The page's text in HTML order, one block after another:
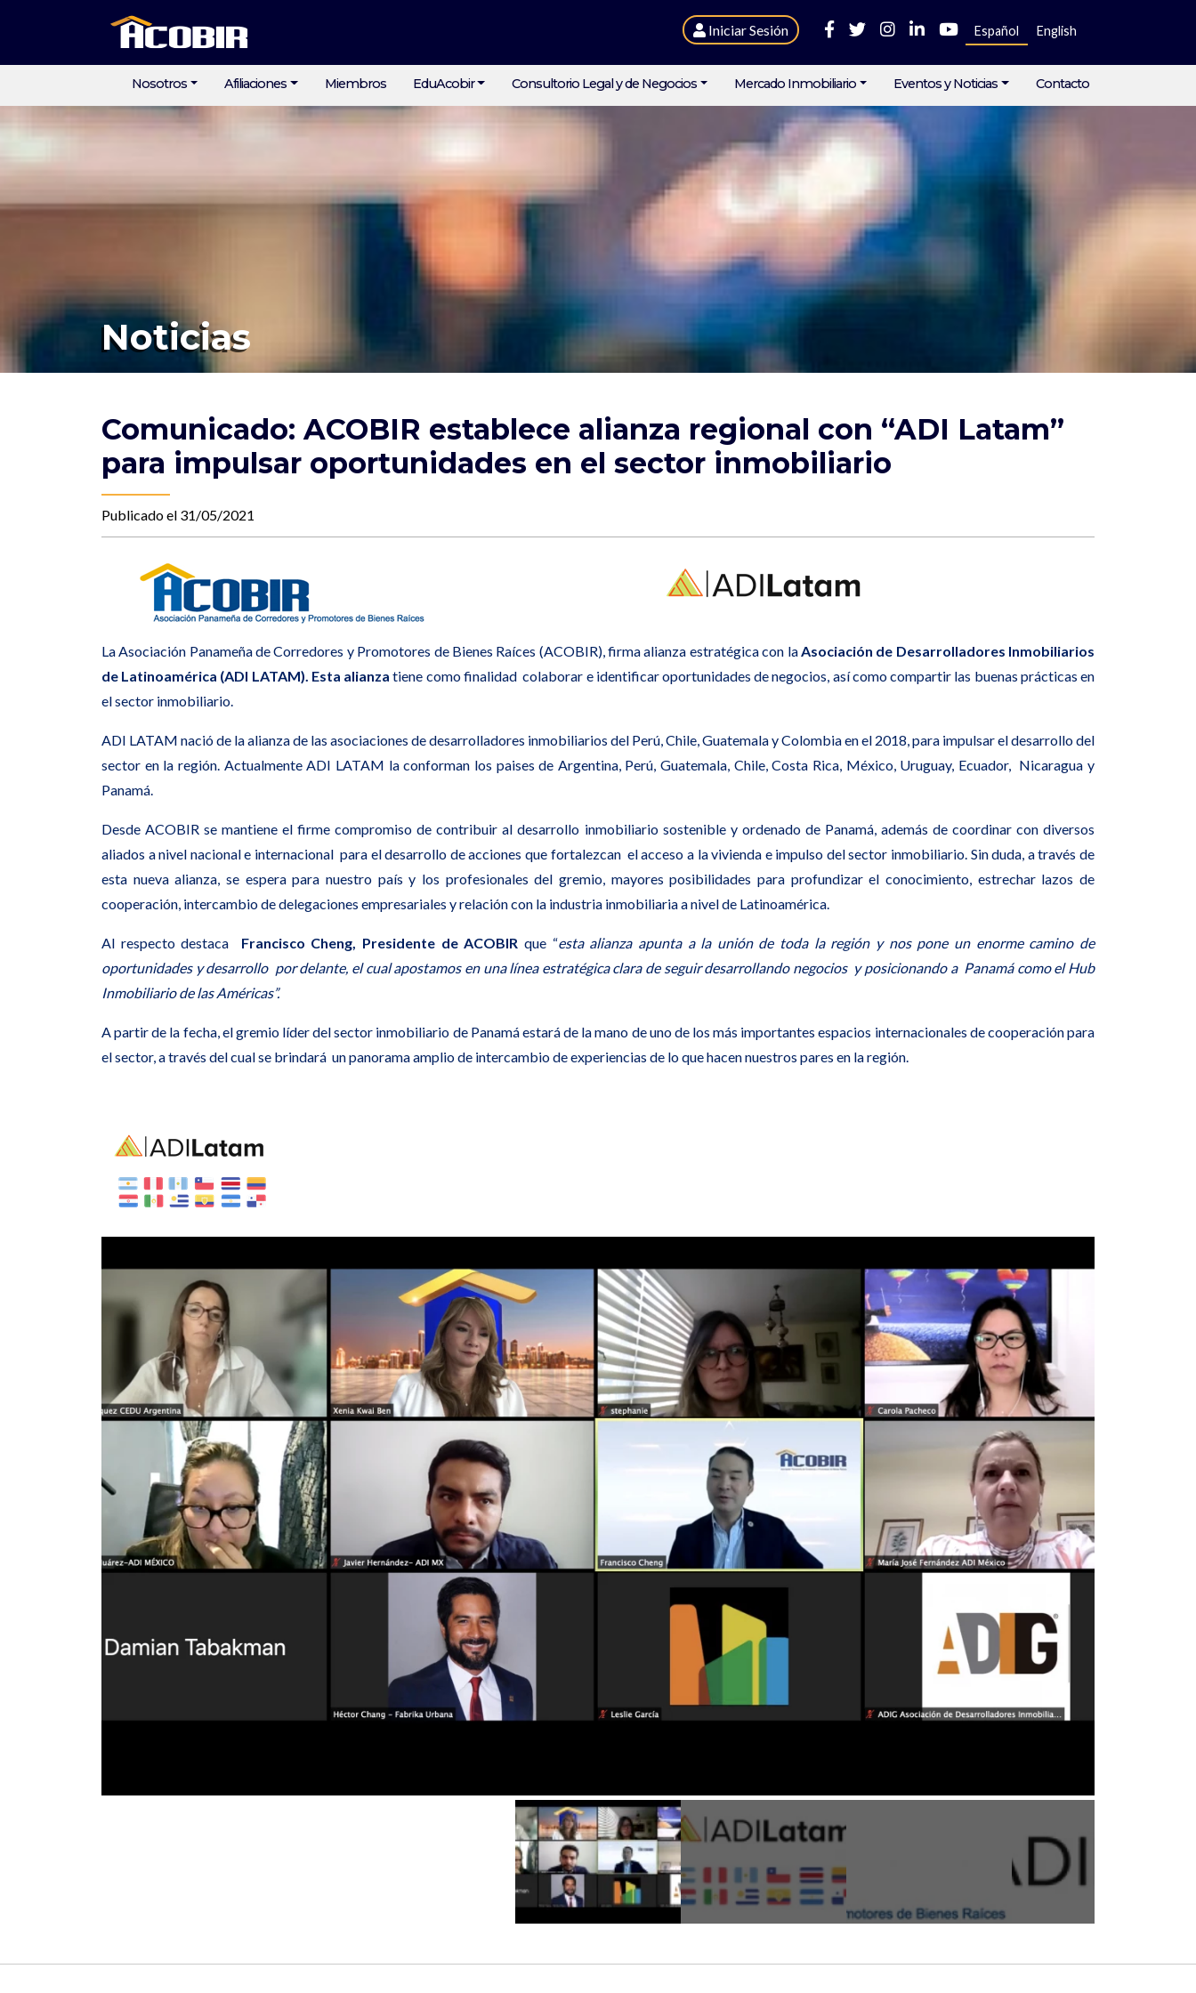
Iniciar Sesión Español English
Nosotros Afiliaciones Miembros EduAcobir Consultorio Legal y de Negocios Mercado Inmobiliario Eventos y Noticias Contacto
Noticias
Comunicado: ACOBIR establece alianza regional con “ADI Latam”
para impulsar oportunidades en el sector inmobiliario
Publicado el 31/05/2021
La Asociación Panameña de Corredores y Promotores de Bienes Raíces (ACOBIR), firma alianza estratégica con laAsociación de Desarrolladores Inmobiliarios
de Latinoamérica (ADI LATAM). Esta alianzatiene como finalidad colaborar e identificar oportunidades de negocios, así como compartir las buenas prácticas en
el sector inmobiliario.
ADI LATAM nació de la alianza de las asociaciones de desarrolladores inmobiliarios del Perú, Chile, Guatemala y Colombia en el 2018, para impulsar el desarrollo del
sector en la región. Actualmente ADI LATAM la conforman los paises de Argentina, Perú, Guatemala, Chile, Costa Rica, México, Uruguay, Ecuador, Nicaragua y
Panamá.
Desde ACOBIR se mantiene el firme compromiso de contribuir al desarrollo inmobiliario sostenible y ordenado de Panamá, además de coordinar con diversos
aliados a nivel nacional e internacional para el desarrollo de acciones que fortalezcan el acceso a la vivienda e impulso del sector inmobiliario. Sin duda, através de
esta nueva alianza, se espera para nuestro país y los profesionales del gremio, mayores posibilidades para profundizar el conocimiento, estrechar lazos de
cooperación, intercambio de delegaciones empresariales y relación con la industria inmobiliaria a nivel de Latinoamérica.
Al respecto destaca Francisco Cheng, Presidente de ACOBIR que “esta alianza apunta a la unión de toda la región y nos pone un enorme camino de
oportunidades y desarrollo por delante, el cual apostamos en una línea estratégica clara de seguir desarrollando negocios y posicionando a Panamá como el Hub
Inmobiliario de las Américas”.
Apartir de la fecha, el gremio líder del sector inmobiliario de Panamá estará de la mano de uno de los más importantes espacios internacionales de cooperación para
el sector, a través del cual se brindará un panorama amplio de intercambio de experiencias de lo que hacen nuestros pares en la región.